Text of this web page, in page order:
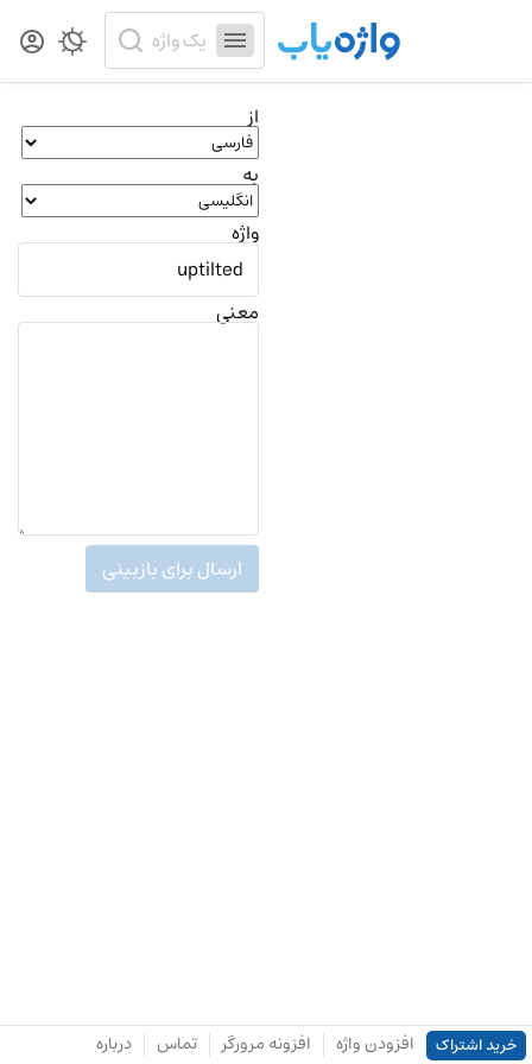
از
به
واژه
معنی
ارسال برای بازبینی
خرید اشتراک افزودن واژه افزونه مرورگر تماس درباره